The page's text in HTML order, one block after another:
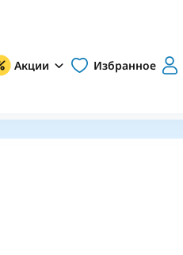
Акции Избранное